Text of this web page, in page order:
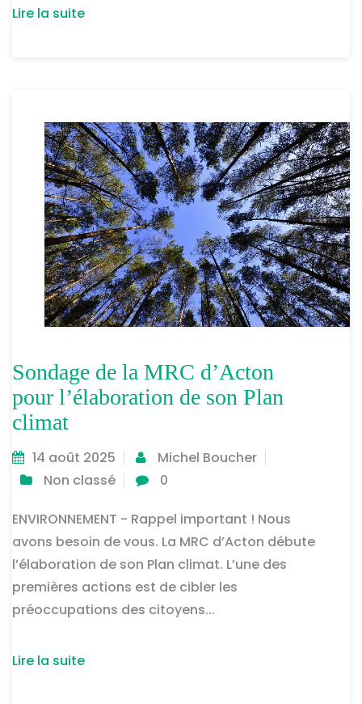
Lire la suite
Sondage de la MRC d’Acton
pour l’élaboration de son Plan
climat
14 août 2025
Michel Boucher
Non classé
0
ENVIRONNEMENT - Rappel important ! Nous
avons besoin de vous. La MRC d’Acton débute
l’élaboration de son Plan climat. L’une des
premières actions est de cibler les
préoccupations des citoyens...
Lire la suite